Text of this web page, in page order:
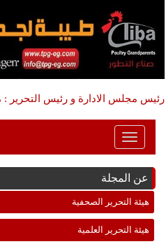
رئيس مجلس الادارة و رئيس التحرير
Toggle
Navigation
عن المجلة
هيئة التحرير الصحفية
هيئة التحرير العلمية